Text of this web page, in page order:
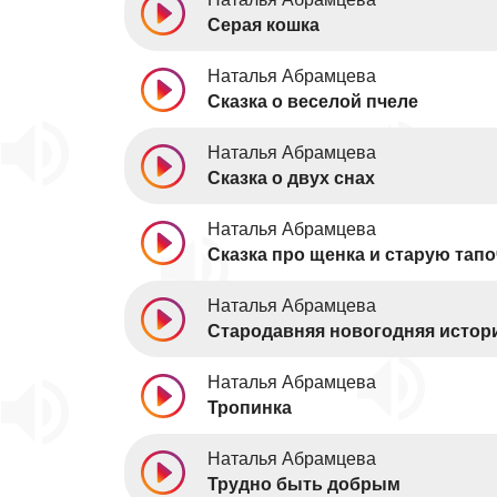
Серая кошка
Наталья Абрамцева
Сказка о веселой пчеле
Наталья Абрамцева
Сказка о двух снах
Наталья Абрамцева
Сказка про щенка и старую
Наталья Абрамцева
Стародавняя новогодняя
Наталья Абрамцева
Тропинка
Наталья Абрамцева
Трудно быть добрым